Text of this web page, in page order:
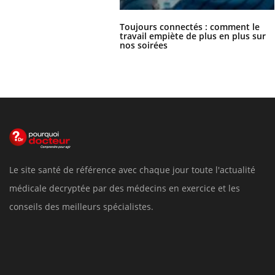
Toujours connectés : comment le
travail empiète de plus en plus sur
nos soirées
Le site santé de référence avec chaque jour toute l'actualité
médicale decryptée par des médecins en exercice et les
conseils des meilleurs spécialistes.